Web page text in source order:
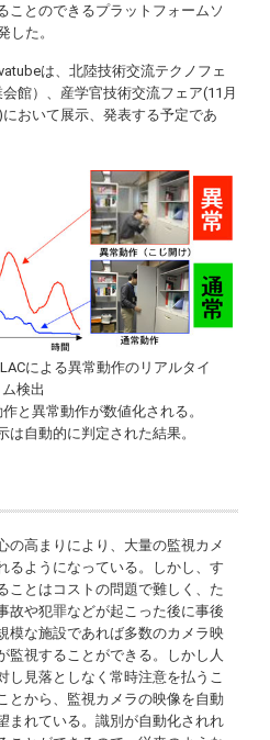
ことのできるプラットフォームソ
した。
は、北陸技術交流テクノフェ
館）、産学官技術交流フェア(11月
おいて展示、発表する予定であ
による異常動作のリアルタイ
ム検出
と異常動作が数値化される。
は自動的に判定された結果。
高まりにより、大量の監視カメ
るようになっている。しかし、す
ことはコストの問題で難しく、た
故や犯罪などが起こった後に事後
模な施設であれば多数のカメラ映
監視することができる。しかし人
し見落としなく常時注意を払うこ
とから、監視カメラの映像を自動
まれている。識別が自動化されれ